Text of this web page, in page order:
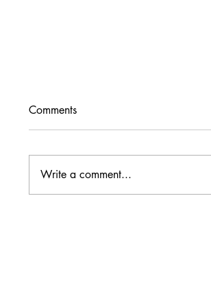
Comments
Write a comment...